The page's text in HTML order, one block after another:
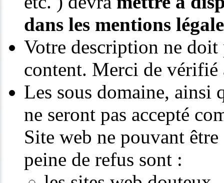
dans les mentions
Votre description ne
content. Merci de
Les sous domaine, ainsi
ne seront pas accepté
Site web ne pouvant
peine de refus sont :